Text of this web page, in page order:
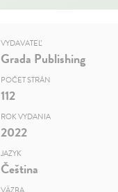
VYDAVATEĽ
Grada Publishing
POČET STRÁN
112
ROK VYDANIA
2022
JAZYK
Čeština